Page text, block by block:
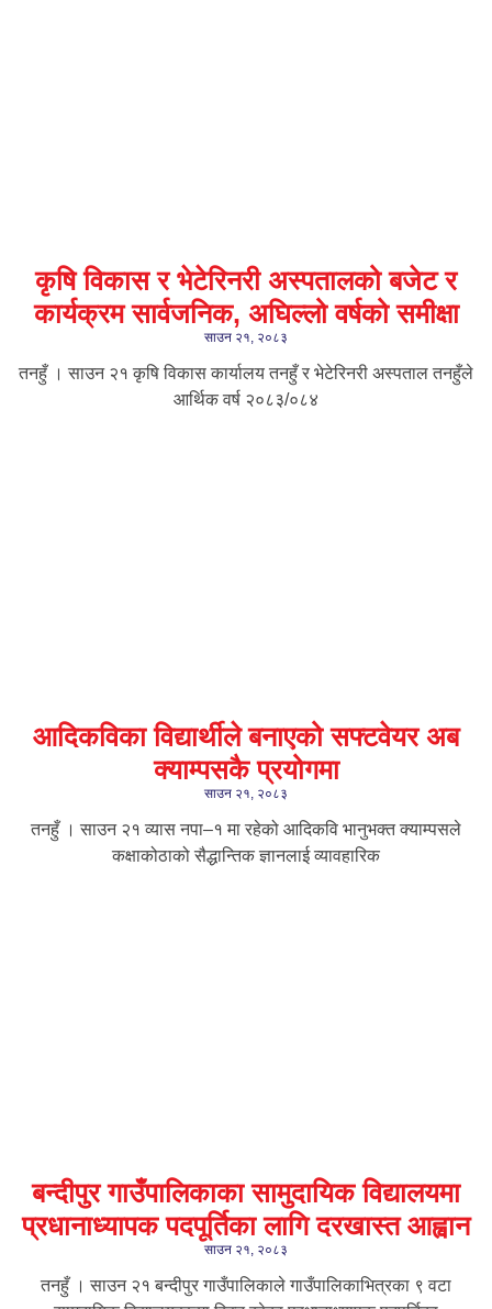
कृषि विकास र भेटेरिनरी अस्पतालको बजेट र
कार्यक्रम सार्वजनिक, अघिल्लो वर्षको समीक्षा
साउन २१, २०८३
तनहुँ । साउन २१ कृषि विकास कार्यालय तनहुँ र भेटेरिनरी अस्पताल तनहुँले
आर्थिक वर्ष २०८३/०८४
आदिकविका विद्यार्थीले बनाएको सफ्टवेयर अब
क्याम्पसकै प्रयोगमा
साउन २१, २०८३
तनहुँ । साउन २१ व्यास नपा–१ मा रहेको आदिकवि भानुभक्त क्याम्पसले
कक्षाकोठाको सैद्धान्तिक ज्ञानलाई व्यावहारिक
बन्दीपुर गाउँपालिकाका सामुदायिक विद्यालयमा
प्रधानाध्यापक पदपूर्तिका लागि दरखास्त आह्वान
साउन २१, २०८३
तनहुँ । साउन २१ बन्दीपुर गाउँपालिकाले गाउँपालिकाभित्रका ९ वटा